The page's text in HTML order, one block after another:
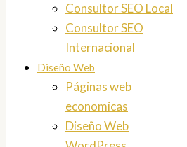
Consultor SEO Local
Consultor SEO
Internacional
Diseño Web
Páginas web
economicas
Diseño Web